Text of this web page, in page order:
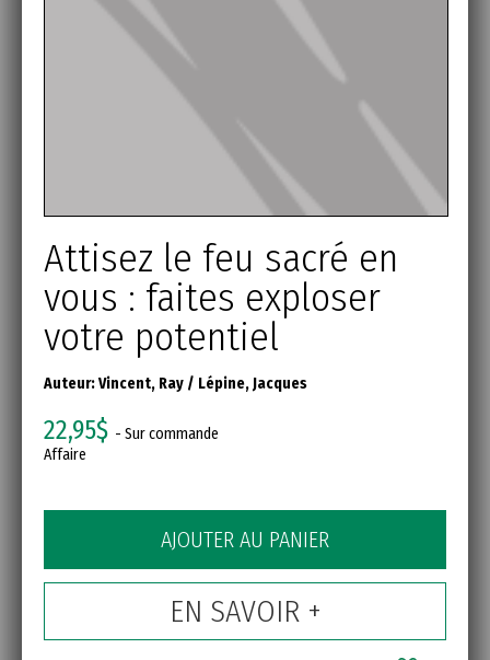
Attisez le feu sacré en
vous : faites exploser
votre potentiel
Auteur:Vincent, Ray / Lépine, Jacques
22,95$ - Sur commande
Affaire
AJOUTER AU PANIER
EN SAVOIR +